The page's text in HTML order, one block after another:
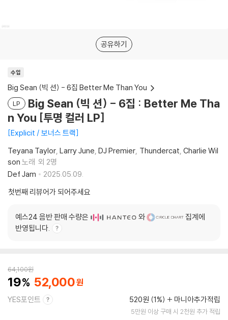
공유하기
수입
Big Sean (빅 션) - 6집 Better Me Than You
LP
Big Sean (빅 션) - 6집 : Better Me Tha
n You [투명 컬러 LP]
Explicit / 보너스 트랙
Teyana Taylor Larry June DJ Premier Thundercat Charlie Wil
son 노래 외 2명
Def Jam
2025.05.09.
첫번째 리뷰어가 되어주세요
예스24 음반 판매 수량은 와
집계에
반영됩니다.
64,100원
19 52,000
YES포인트 520원 (1%) 마니아추가적립
5만원 이상 구매 시 2천원 추가 적립